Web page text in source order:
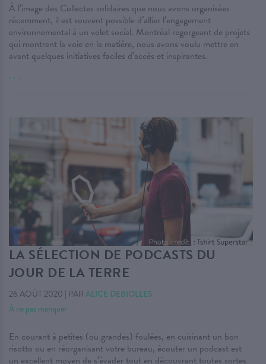
À l’image des Collectes solidaires que nous avons organisées
récemment, il est souvent possible d’allier l’engagement
environnemental à un volet social. Montréal regorgeant de projets
qui montrent la voie en la matière, nous avons voulu mettre en
avant quelques initiatives faciles d’accès et inspirantes.
. . .
LA SÉLECTION DE PODCASTS DU
JOUR DE LA TERRE
26 AOÛT 2020 | PAR ALICE DEBIOLLES
À ne pas manquer
En courant à petites (ou grandes) foulées, en cuisinant un bon
risotto ou en réorganisant votre bureau, écouter un podcast est
un excellent moyen de s’évader tout en découvrant toutes sortes